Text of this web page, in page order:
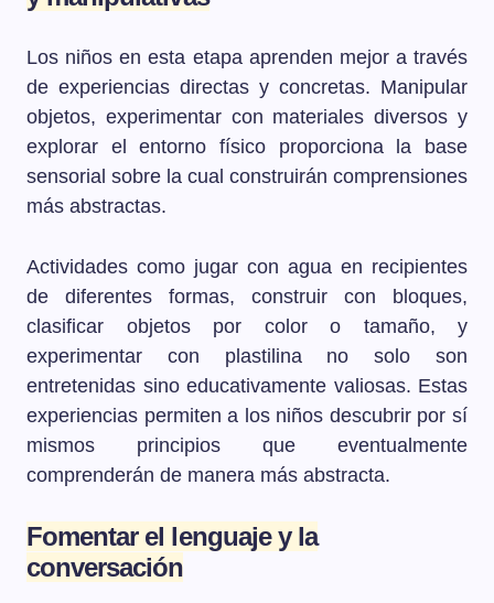
Los niños en esta etapa aprenden mejor a través
de experiencias directas y concretas. Manipular
objetos, experimentar con materiales diversos y
explorar el entorno físico proporciona la base
sensorial sobre la cual construirán comprensiones
más abstractas.
Actividades como jugar con agua en recipientes
de diferentes formas, construir con bloques,
clasificar objetos por color o tamaño, y
experimentar con plastilina no solo son
entretenidas sino educativamente valiosas. Estas
experiencias permiten a los niños descubrir por sí
mismos principios que eventualmente
comprenderán de manera más abstracta.
Fomentar el lenguaje y la
conversación